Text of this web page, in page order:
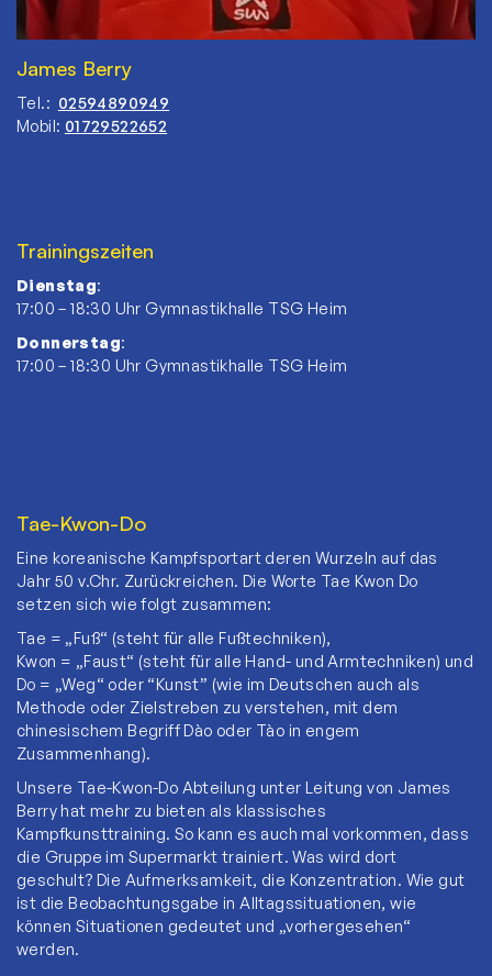
James Berry
Tel.: 02594890949
Mobil: 01729522652
Trainingszeiten
Dienstag:
17:00 – 18:30 Uhr Gymnastikhalle TSG Heim
Donnerstag:
17:00 – 18:30 Uhr Gymnastikhalle TSG Heim
Tae-Kwon-Do
Eine koreanische Kampfsportart deren Wurzeln auf das
Jahr 50 v.Chr. Zurückreichen. Die Worte Tae Kwon Do
setzen sich wie folgt zusammen:
Tae = „Fuß“ (steht für alle Fußtechniken),
Kwon = „Faust“ (steht für alle Hand- und Armtechniken) und
Do = „Weg“ oder “Kunst” (wie im Deutschen auch als
Methode oder Zielstreben zu verstehen, mit dem
chinesischem Begriff Dào oder Tào in engem
Zusammenhang).
Unsere Tae-Kwon-Do Abteilung unter Leitung von James
Berry hat mehr zu bieten als klassisches
Kampfkunsttraining. So kann es auch mal vorkommen, dass
die Gruppe im Supermarkt trainiert. Was wird dort
geschult? Die Aufmerksamkeit, die Konzentration. Wie gut
ist die Beobachtungsgabe in Alltagssituationen, wie
können Situationen gedeutet und „vorhergesehen“
werden.